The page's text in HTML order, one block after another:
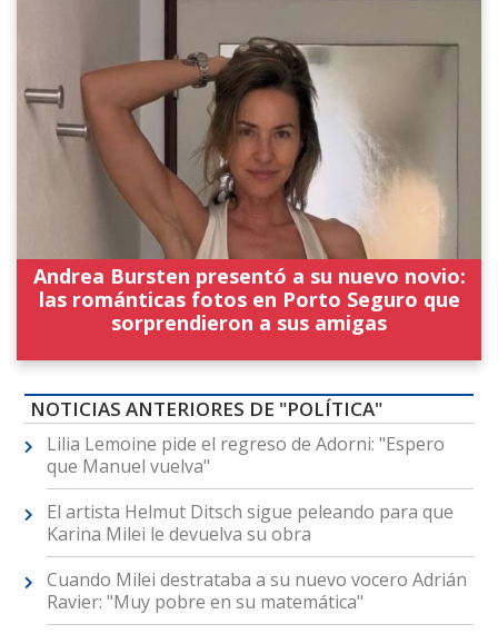
Andrea Bursten presentó a su nuevo novio:
las románticas fotos en Porto Seguro que
sorprendieron a sus amigas
NOTICIAS ANTERIORES DE "POLÍTICA"
Lilia Lemoine pide el regreso de Adorni: "Espero
que Manuel vuelva"
El artista Helmut Ditsch sigue peleando para que
Karina Milei le devuelva su obra
Cuando Milei destrataba a su nuevo vocero Adrián
Ravier: "Muy pobre en su matemática"